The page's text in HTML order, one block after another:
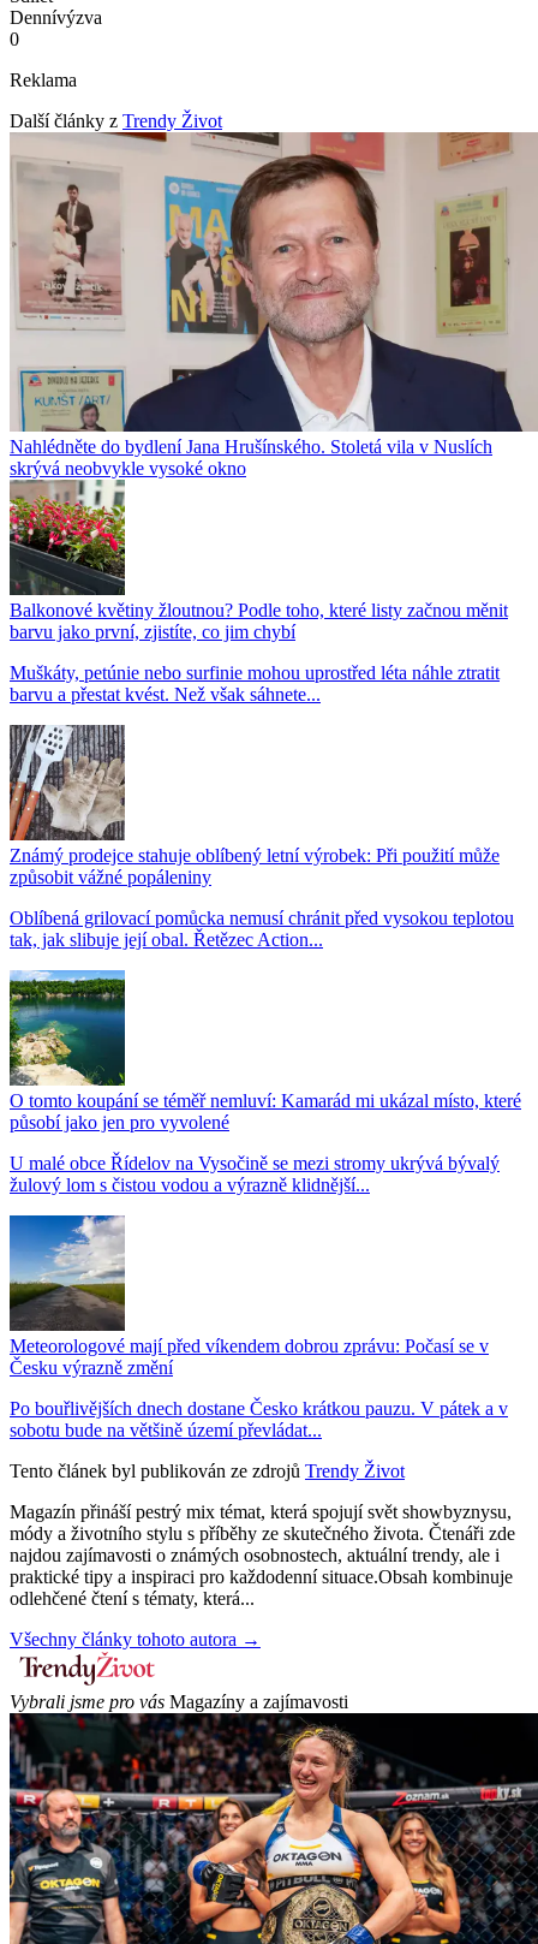
Dennívýzva
0
Reklama
Další články z Trendy Život
Nahlédněte do bydlení Jana Hrušínského. Stoletá vila v Nuslích
skrývá neobvykle vysoké okno
Balkonové květiny žloutnou? Podle toho, které listy začnou měnit
barvu jako první, zjistíte, co jim chybí
Muškáty, petúnie nebo surfinie mohou uprostřed léta náhle ztratit
barvu a přestat kvést. Než však sáhnete...
Známý prodejce stahuje oblíbený letní výrobek: Při použití může
způsobit vážné popáleniny
Oblíbená grilovací pomůcka nemusí chránit před vysokou teplotou
tak, jak slibuje její obal. Řetězec Action...
O tomto koupání se téměř nemluví: Kamarád mi ukázal místo, které
působí jako jen pro vyvolené
U malé obce Řídelov na Vysočině se mezi stromy ukrývá bývalý
žulový lom s čistou vodou a výrazně klidnější...
Meteorologové mají před víkendem dobrou zprávu: Počasí se v
Česku výrazně změní
Po bouřlivějších dnech dostane Česko krátkou pauzu. V pátek a v
sobotu bude na většině území převládat...
Tento článek byl publikován ze zdrojů Trendy Život
Magazín přináší pestrý mix témat, která spojují svět showbyznysu,
módy a životního stylu s příběhy ze skutečného života. Čtenáři zde
najdou zajímavosti o známých osobnostech, aktuální trendy, ale i
praktické tipy a inspiraci pro každodenní situace.Obsah kombinuje
odlehčené čtení s tématy, která...
Všechny články tohoto autora →
Vybrali jsme pro vás Magazíny a zajímavosti